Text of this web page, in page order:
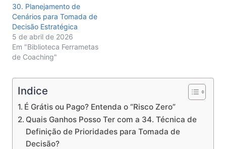
30. Planejamento de
Cenários para Tomada de
Decisão Estratégica
5 de abril de 2026
Em "Biblioteca Ferrametas
de Coaching"
Indice
É Grátis ou Pago? Entenda o “Risco Zero”
Quais Ganhos Posso Ter com a 34. Técnica de
Definição de Prioridades para Tomada de
Decisão?